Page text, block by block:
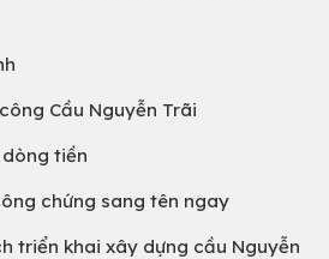
Cầu Nguyễn Trãi
tiền
chứng sang tên ngay
triển khai xây dựng cầu Nguyễn